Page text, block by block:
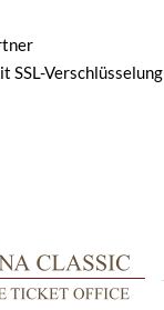
SSL-Verschlüsselung